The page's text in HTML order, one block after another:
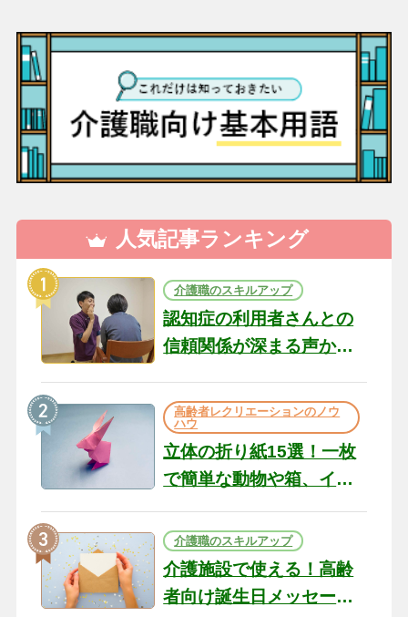
人気記事ランキング
介護職のスキルアップ
認知症の利用者さんとの
信頼関係が深まる声かけ
の現場から（22）
高齢者レクリエーションのノウ
ハウ
立体の折り紙15選！一枚
で簡単な動物や箱、イン
介護職のスキルアップ
介護施設で使える！高齢
者向け誕生日メッセージ